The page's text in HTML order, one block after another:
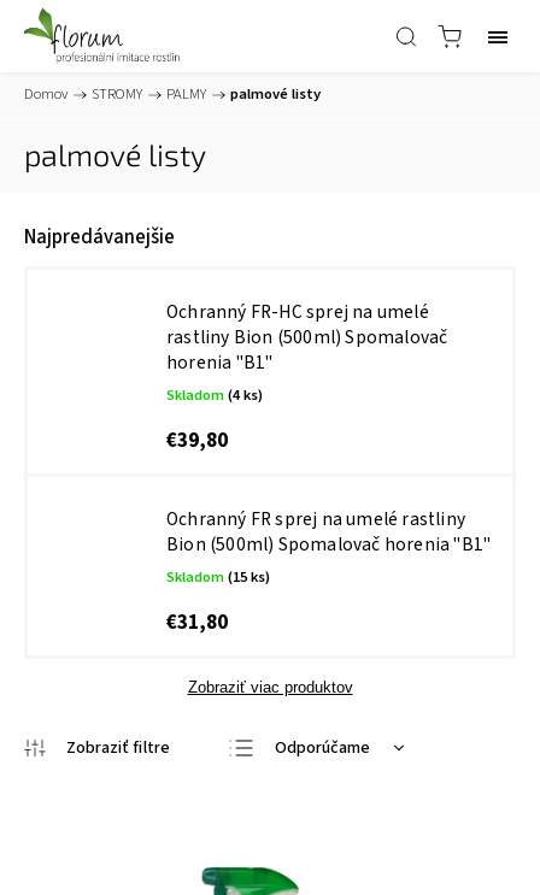
Domov / STROMY / PALMY / palmové listy
palmové listy
Najpredávanejšie
Ochranný FR-HC sprej na umelé
rastliny Bion (500ml)Spomalovač
horenia "B1"
Skladom(4 ks)
€39,80
Ochranný FR sprej na umelé rastliny
Bion (500ml) Spomalovač horenia "B1"
Skladom(15 ks)
€31,80
Zobraziť viac produktov
Odporúčame